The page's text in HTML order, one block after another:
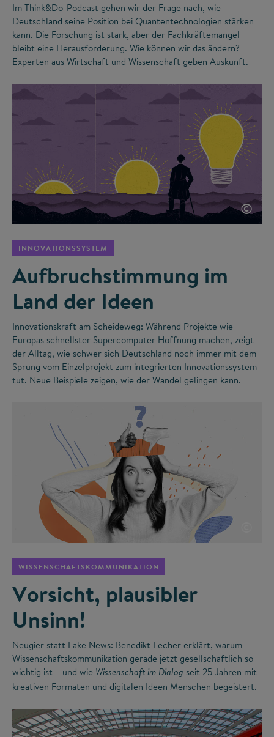
Im Think&Do-Podcast gehen wir der Frage nach, wie
Deutschland seine Position bei Quantentechnologien stärken
kann. Die Forschung ist stark, aber der Fachkräftemangel
bleibt eine Herausforderung. Wie können wir das ändern?
Experten aus Wirtschaft und Wissenschaft geben Auskunft.
©
INNOVATIONSSYSTEM
Aufbruchstimmung im
Land der Ideen
Innovationskraft am Scheideweg: Während Projekte wie
Europas schnellster Supercomputer Hoffnung machen, zeigt
der Alltag, wie schwer sich Deutschland noch immer mit dem
Sprung vom Einzelprojekt zum integrierten Innovationssystem
tut. Neue Beispiele zeigen, wie der Wandel gelingen kann.
WISSENSCHAFTSKOMMUNIKATION
Vorsicht, plausibler
Unsinn!
Neugier statt Fake News: Benedikt Fecher erklärt, warum
Wissenschaftskommunikation gerade jetzt gesellschaftlich so
wichtig ist – und wie Wissenschaft im Dialog seit 25 Jahren mit
kreativen Formaten und digitalen Ideen Menschen begeistert.